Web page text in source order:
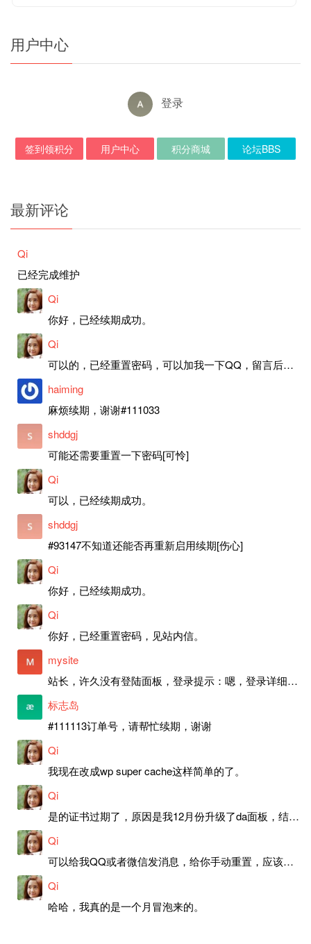
用户中心
登录
签到领积分 用户中心 积分商城 论坛BBS
最新评论
Qi
已经完成维护
Qi
你好，已经续期成功。
Qi
可以的，已经重置密码，可以加我一下QQ，留言后我就发密码给你。
haiming
麻烦续期，谢谢#111033
shddgj
可能还需要重置一下密码[可怜]
Qi
可以，已经续期成功。
shddgj
#93147不知道还能否再重新启用续期[伤心]
Qi
你好，已经续期成功。
Qi
你好，已经重置密码，见站内信。
mysite
站长，许久没有登陆面板，登录提示：嗯，登录详细信息似乎不正确。请重试。 网站还可以正常使用。如果是密码问题请帮忙重置一下密码。谢谢。订单号：97790，账号：aa20210950。 站长，提交了工单，你回复续期成功，不过我的问题是面部登陆信息有问题，一直是初始密码，现在无法登陆，有时间麻烦排查一下。
标志岛
#111113订单号，请帮忙续期，谢谢
Qi
我现在改成wp super cache这样简单的了。
Qi
是的证书过期了，原因是我12月份升级了da面板，结果后台证书就不更新了，目前还在排查问题。切换PHP版本现在没有了，因为DA新版不支持。
Qi
可以给我QQ或者微信发消息，给你手动重置，应该是服务器插件有问题了，这个wp的主题太老了，导致现在好多的问题，网站的签到功能也是因为这个原因导致的。
Qi
哈哈，我真的是一个月冒泡来的。